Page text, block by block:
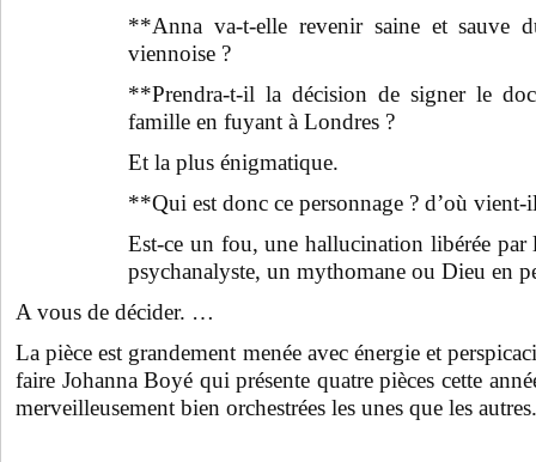
**Anna va-t-elle revenir saine et sauve
viennoise ?
**Prendra-t-il la décision de signer le
famille en fuyant à Londres ?
Et la plus énigmatique.
**Qui est donc ce personnage ? d’où vient-
Est-ce un fou, une hallucination libérée par
psychanalyste, un mythomane ou Dieu en
A vous de décider. …
La pièce est grandement menée avec énergie et
faire Johanna Boyé qui présente quatre pièces cette
merveilleusement bien orchestrées les unes que les autres.